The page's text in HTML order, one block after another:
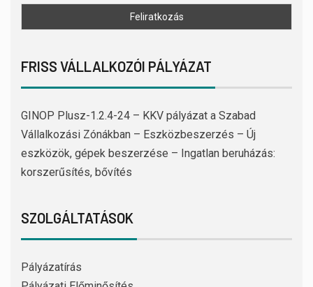
FRISS VÁLLALKOZÓI PÁLYÁZAT
GINOP Plusz-1.2.4-24 – KKV pályázat a Szabad
Vállalkozási Zónákban – Eszközbeszerzés – Új
eszközök, gépek beszerzése – Ingatlan beruházás:
korszerűsítés, bővítés
SZOLGÁLTATÁSOK
Pályázatírás